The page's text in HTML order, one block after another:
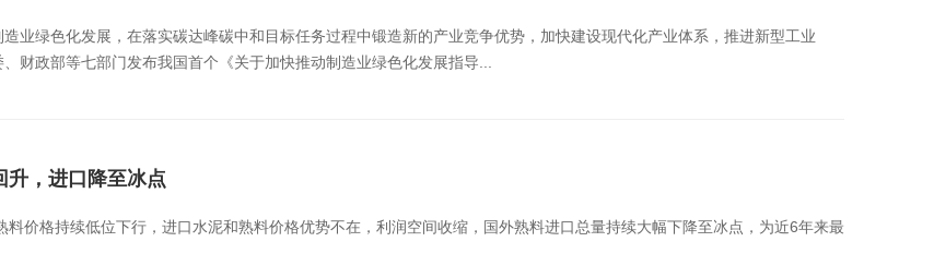
业绿色化发展，在落实碳达峰碳中和目标任务过程中锻造新的产业竞争优势，加快建设现代化产业体系，推进新型工业
财政部等七部门发布我国首个《关于加快推动制造业绿色化发展指导...
升，进口降至冰点
价格持续低位下行，进口水泥和熟料价格优势不在，利润空间收缩，国外熟料进口总量持续大幅下降至冰点，为近6年来最